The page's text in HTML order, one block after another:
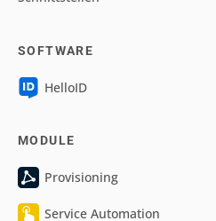
SOFTWARE
HelloID
MODULE
Provisioning
Service Automation